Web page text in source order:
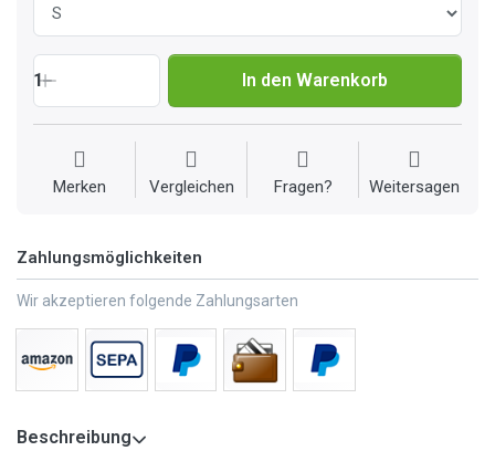
1 In den Warenkorb
Merken Vergleichen Fragen? Weitersagen
Zahlungsmöglichkeiten
Wir akzeptieren folgende Zahlungsarten
Beschreibung